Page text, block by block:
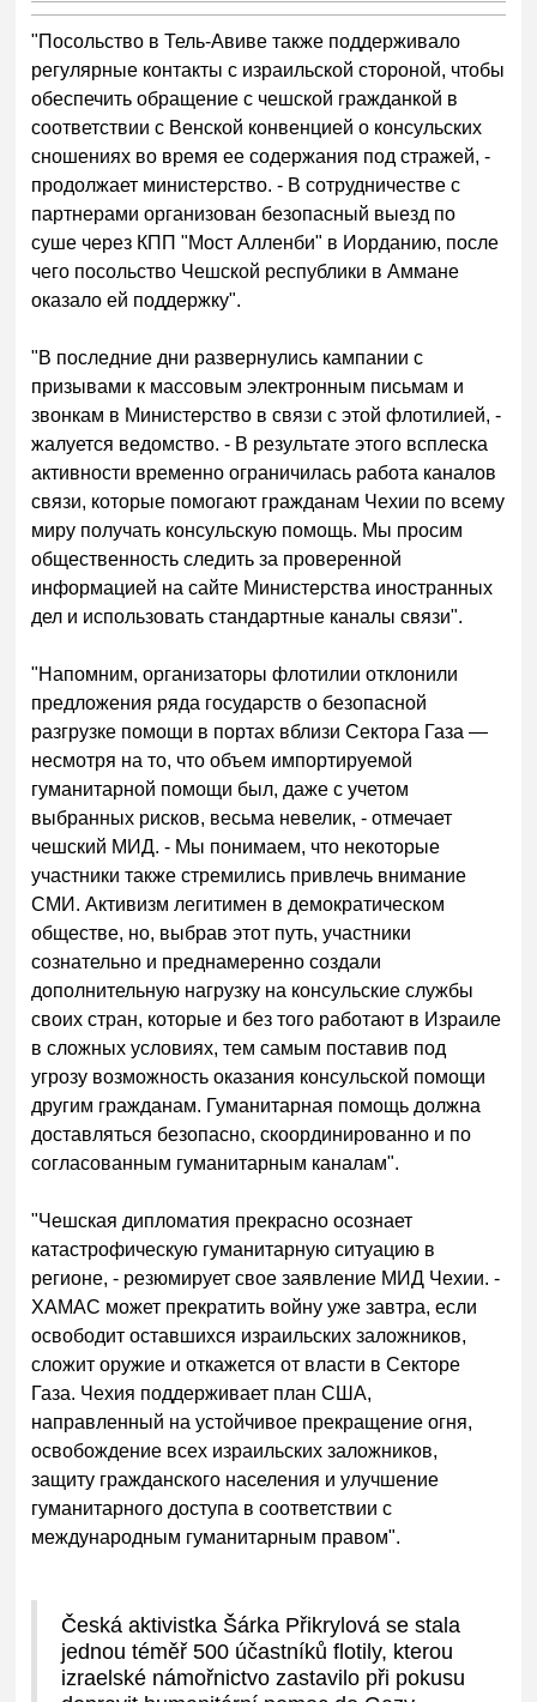
"Посольство в Тель-Авиве также поддерживало
регулярные контакты с израильской стороной, чтобы
обеспечить обращение с чешской гражданкой в ​​
соответствии с Венской конвенцией о консульских
сношениях во время ее содержания под стражей, -
продолжает министерство. - В сотрудничестве с
партнерами организован безопасный выезд по
суше через КПП "Мост Алленби" в Иорданию, после
чего посольство Чешской республики в Аммане
оказало ей поддержку".
"В последние дни развернулись кампании с
призывами к массовым электронным письмам и
звонкам в Министерство в связи с этой флотилией, -
жалуется ведомство. - В результате этого всплеска
активности временно ограничилась работа каналов
связи, которые помогают гражданам Чехии по всему
миру получать консульскую помощь. Мы просим
общественность следить за проверенной
информацией на сайте Министерства иностранных
дел и использовать стандартные каналы связи".
"Напомним, организаторы флотилии отклонили
предложения ряда государств о безопасной
разгрузке помощи в портах вблизи Сектора Газа —
несмотря на то, что объем импортируемой
гуманитарной помощи был, даже с учетом
выбранных рисков, весьма невелик, - отмечает
чешский МИД. - Мы понимаем, что некоторые
участники также стремились привлечь внимание
СМИ. Активизм легитимен в демократическом
обществе, но, выбрав этот путь, участники
сознательно и преднамеренно создали
дополнительную нагрузку на консульские службы
своих стран, которые и без того работают в Израиле
в сложных условиях, тем самым поставив под
угрозу возможность оказания консульской помощи
другим гражданам. Гуманитарная помощь должна
доставляться безопасно, скоординированно и по
согласованным гуманитарным каналам".
"Чешская дипломатия прекрасно осознает
катастрофическую гуманитарную ситуацию в
регионе, - резюмирует свое заявление МИД Чехии. -
ХАМАС может прекратить войну уже завтра, если
освободит оставшихся израильских заложников,
сложит оружие и откажется от власти в Секторе
Газа. Чехия поддерживает план США,
направленный на устойчивое прекращение огня,
освобождение всех израильских заложников,
защиту гражданского населения и улучшение
гуманитарного доступа в соответствии с
международным гуманитарным правом".
Česká aktivistka Šárka Přikrylová se stala
jednou téměř 500 účastníků flotily, kterou
izraelské námořnictvo zastavilo při pokusu